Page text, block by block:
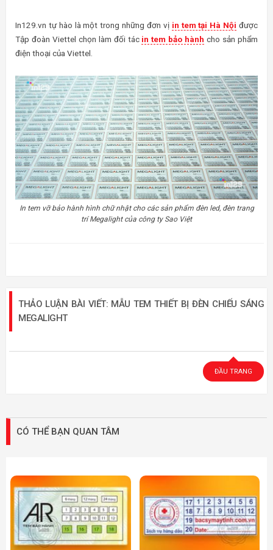
In129.vn tự hào là một trong những đơn vị in tem tại Hà Nội được
Tập đoàn Viettel chọn làm đối tác in tem bảo hành cho sản phẩm
điện thoại của Viettel.
In tem vỡ bảo hành hình chữ nhật cho các sản phẩm đèn led, đèn trang
trí Megalight của công ty Sao Việt
THẢO LUẬN BÀI VIẾT: MẪU TEM THIẾT BỊ ĐÈN CHIẾU SÁNG
MEGALIGHT
ĐẦU TRANG
CÓ THỂ BẠN QUAN TÂM